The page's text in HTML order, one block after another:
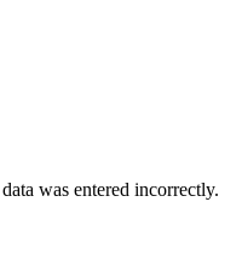
was entered incorrectly.